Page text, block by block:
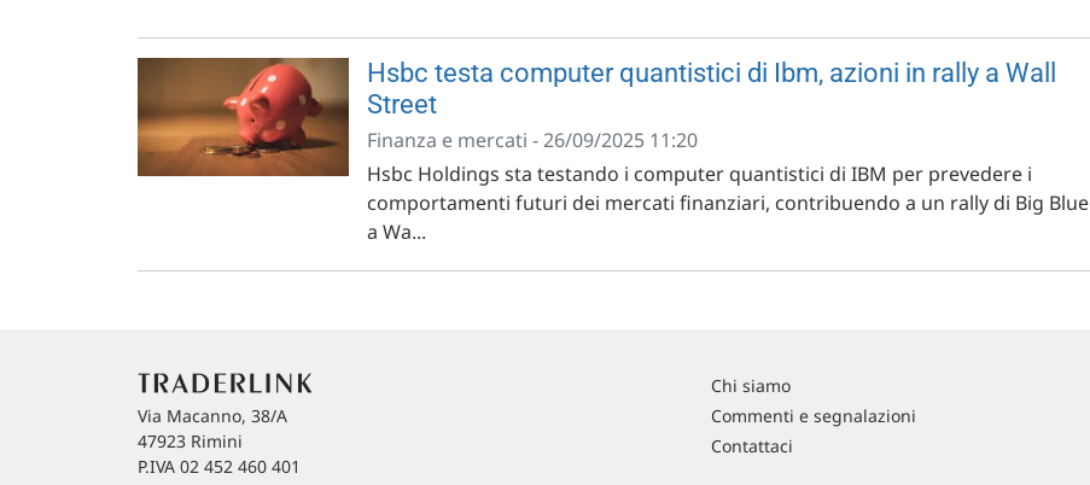
Hsbc testa computer quantistici di Ibm, azioni in rally a Wall
Street
Finanza e mercati - 26/09/2025 11:20
Hsbc Holdings sta testando i computer quantistici di IBM per prevedere i
comportamenti futuri dei mercati finanziari, contribuendo a un rally di Big Blue
a Wa...
Via Macanno, 38/A
47923 Rimini
P.IVA 02 452 460 401
Chi siamo
Commenti e segnalazioni
Contattaci